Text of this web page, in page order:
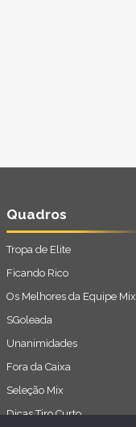
Quadros
Tropa de Elite
Ficando Rico
Os Melhores da Equipe Mix
SGoleada
Unanimidades
Fora da Caixa
Seleção Mix
Dicas Tiro Curto